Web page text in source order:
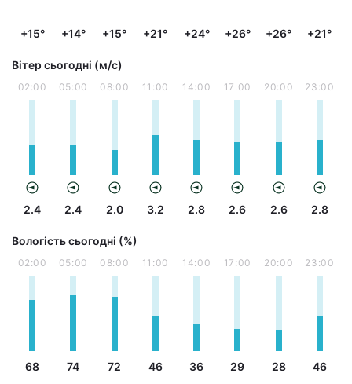
+15° +14° +15° +21° +24° +26° +26° +21°
Вітер сьогодні (м/с)
02:00
2.4
05:00
2.4
08:00
2.0
11:00
3.2
14:00
2.8
17:00
2.6
20:00
2.6
23:00
2.8
Вологість сьогодні (%)
02:00
68
05:00
74
08:00
72
11:00
46
14:00
36
17:00
29
20:00
28
23:00
46